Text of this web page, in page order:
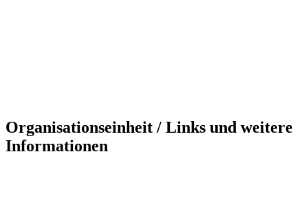
Organisationseinheit / Links und weitere
Informationen